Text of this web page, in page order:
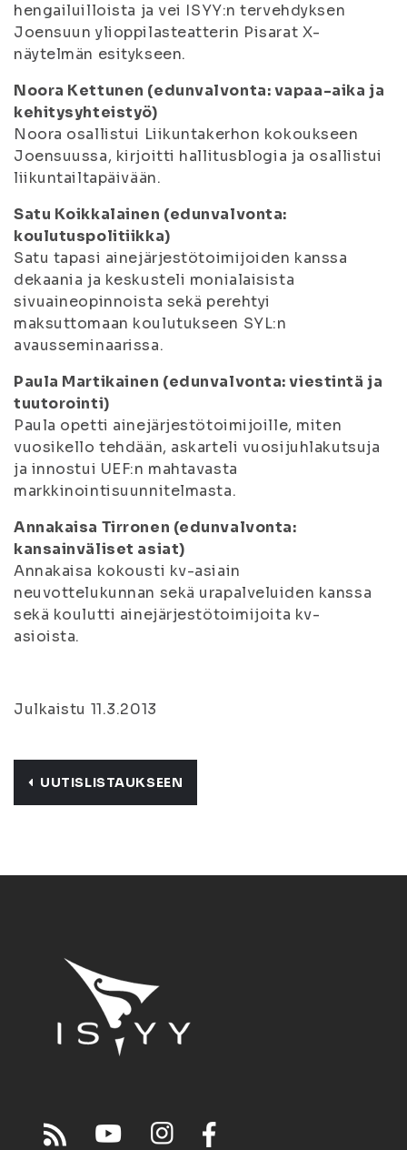
hengailuilloista ja vei ISYY:n tervehdyksen
Joensuun ylioppilasteatterin Pisarat X-
näytelmän esitykseen.
Noora Kettunen (edunvalvonta: vapaa-aika ja
kehitysyhteistyö)
Noora osallistui Liikuntakerhon kokoukseen
Joensuussa, kirjoitti hallitusblogia ja osallistui
liikuntailtapäivään.
Satu Koikkalainen (edunvalvonta:
koulutuspolitiikka)
Satu tapasi ainejärjestötoimijoiden kanssa
dekaania ja keskusteli monialaisista
sivuaineopinnoista sekä perehtyi
maksuttomaan koulutukseen SYL:n
avausseminaarissa.
Paula Martikainen (edunvalvonta: viestintä ja
tuutorointi)
Paula opetti ainejärjestötoimijoille, miten
vuosikello tehdään, askarteli vuosijuhlakutsuja
ja innostui UEF:n mahtavasta
markkinointisuunnitelmasta.
Annakaisa Tirronen (edunvalvonta:
kansainväliset asiat)
Annakaisa kokousti kv-asiain
neuvottelukunnan sekä urapalveluiden kanssa
sekä koulutti ainejärjestötoimijoita kv-
asioista.
Julkaistu 11.3.2013
UUTISLISTAUKSEEN